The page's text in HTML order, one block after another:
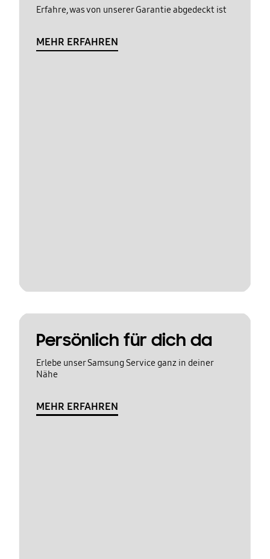
Erfahre, was von unserer Garantie abgedeckt ist
MEHR ERFAHREN
Persönlich für dich da
Erlebe unser Samsung Service ganz in deiner
Nähe
MEHR ERFAHREN